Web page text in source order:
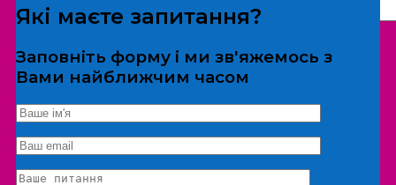
*Дані не передаються третім особам
Екскурсія/локація
Які маєте запитання?
Заповніть форму і ми зв'яжемось з
Вами найближчим часом